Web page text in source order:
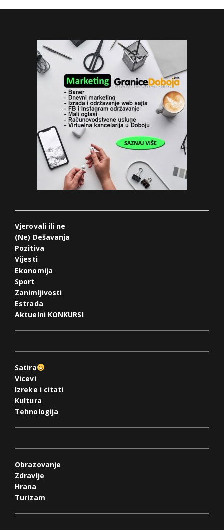
Vjerovali ili ne
(Ne) Dešavanja
Pozitiva
Vijesti
Ekonomija
Sport
Zanimljivosti
Estrada
Aktuelni KONKURSI
Satira
Vicevi
Izreke i citati
Kultura
Tehnologija
Obrazovanje
Zdravlje
Hrana
Turizam